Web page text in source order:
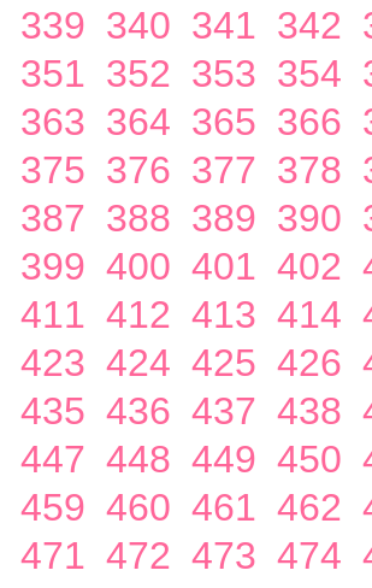
339 340 341 342
351 352 353 354
363 364 365 366
375 376 377 378
387 388 389 390
399 400 401 402
411 412 413 414
423 424 425 426
435 436 437 438
447 448 449 450
459 460 461 462
471 472 473 474